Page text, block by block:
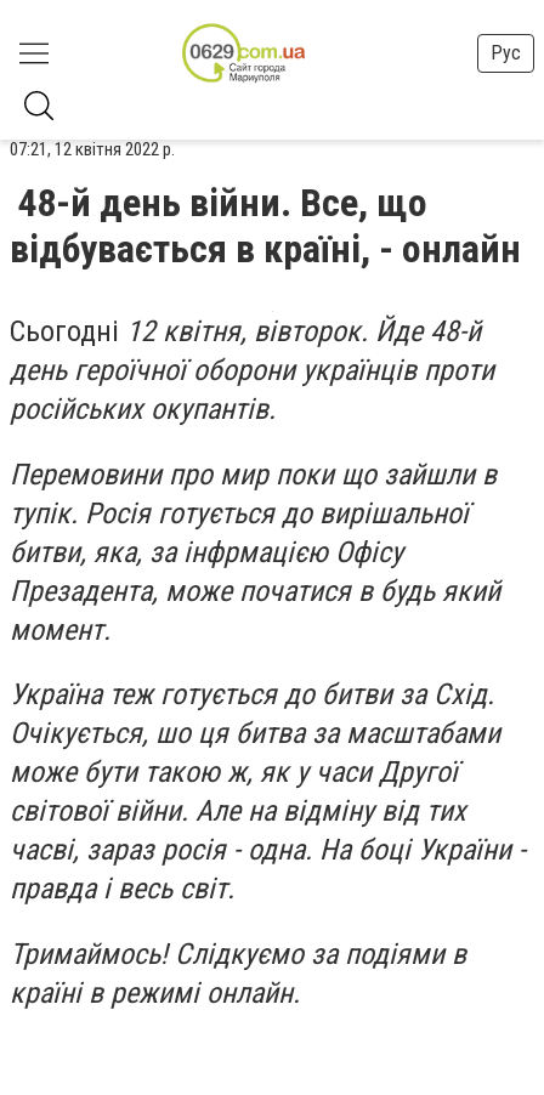
Рус
07:21, 12 квітня 2022 р.
48-й день війни. Все, що
відбувається в країні, - онлайн
Сьогодні 12 квітня, вівторок. Йде 48-й
день героїчної оборони українців проти
російських окупантів.
Перемовини про мир поки що зайшли в
тупік. Росія готується до вирішальної
битви, яка, за інфрмацією Офісу
Презадента, може початися в будь який
момент.
Україна теж готується до битви за Схід.
Очікується, шо ця битва за масштабами
може бути такою ж, як у часи Другої
світової війни. Але на відміну від тих
часві, зараз росія - одна. На боці України -
правда і весь світ.
Тримаймось! Слідкуємо за подіями в
країні в режимі онлайн.